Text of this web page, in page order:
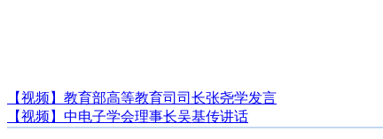
【视频】教育部高等教育司司长张尧学发言
【视频】中电子学会理事长吴基传讲话